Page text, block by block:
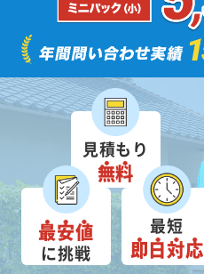
見積もり
無料
最安値
に挑戦
最短
即日対応